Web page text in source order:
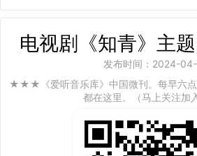
电视剧《知青》主题
发布时间：2024-
★★★《爱听音乐库》中国微刊。每早六点
都在这里。（马上关注加